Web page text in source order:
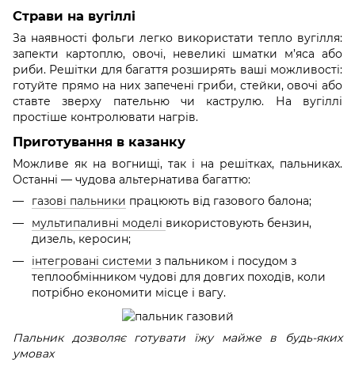
Страви на вугіллі
За наявності фольги легко використати тепло вугілля:
запекти картоплю, овочі, невеликі шматки м’яса або
риби. Решітки для багаття розширять ваші можливості:
готуйте прямо на них запечені гриби, стейки, овочі або
ставте зверху пательню чи каструлю. На вугіллі
простіше контролювати нагрів.
Приготування в казанку
Можливе як на вогнищі, так і на решітках, пальниках.
Останні — чудова альтернатива багаттю:
газові пальники працюють від газового балона;
мультипаливні моделі використовують бензин,
дизель, керосин;
інтегровані системи з пальником і посудом з
теплообмінником чудові для довгих походів, коли
потрібно економити місце і вагу.
Пальник дозволяє готувати їжу майже в будь-яких
умовах